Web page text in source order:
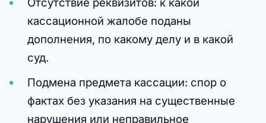
кассационной жалобе поданы
дополнения, по какому делу и в какой
суд.
Подмена предмета кассации: спор о
фактах без указания на существенные
нарушения или неправильное